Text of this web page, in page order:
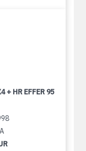
+ HR EFFER 95